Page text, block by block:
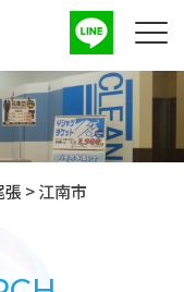
張 >江南市